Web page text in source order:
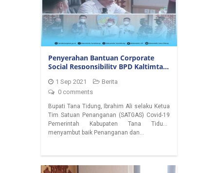
Penyerahan Bantuan Corporate
Social Responsibility BPD Kaltimtara
Covid 19
1 Sep 2021
Berita
0 comments
Bupati Tana Tidung, Ibrahim Ali selaku Ketua
Tim Satuan Penanganan (SATGAS) Covid-19
Pemerintah Kabupaten Tana Tidung
menyambut baik Penanganan dan…